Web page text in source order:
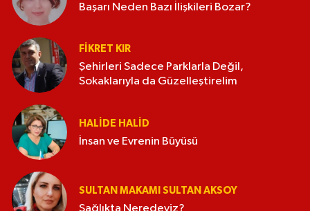
Başarı Neden Bazı İlişkileri Bozar?
FIKRET KIR
Şehirleri Sadece Parklarla Değil,
Sokaklarıyla da Güzelleştirelim
HALIDE HALID
İnsan ve Evrenin Büyüsü
SULTAN MAKAMI SULTAN AKSOY
Sağlıkta Neredeyiz?